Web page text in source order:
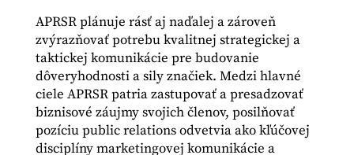
APRSR plánuje rásť aj naďalej a zároveň
zvýrazňovať potrebu kvalitnej strategickej a
taktickej komunikácie pre budovanie
dôveryhodnosti a sily značiek. Medzi hlavné
ciele APRSR patria zastupovať a presadzovať
biznisové záujmy svojich členov, posilňovať
pozíciu public relations odvetvia ako kľúčovej
disciplíny marketingovej komunikácie a